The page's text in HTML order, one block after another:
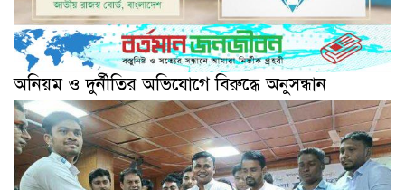
অনিয়ম ও দুর্নীতির অভিযোগে বিরুদ্ধে অনুসন্ধান